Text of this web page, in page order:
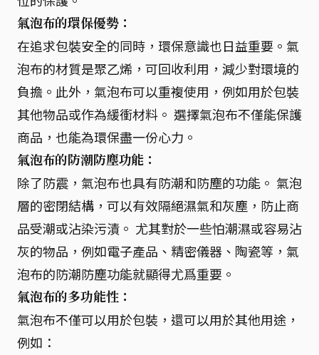
氣泡布的環保優勢：
在追求包裝安全的同時，環保意識也日益重要。氣
泡布的材質是聚乙烯，可回收利用，減少對環境的
負擔。此外，氣泡布可以重複使用，例如用於包裝
其他物品或作為緩衝材料。 選擇氣泡布不僅能保護
商品，也能為環保盡一份心力。
氣泡布的防潮防塵功能：
除了防震，氣泡布也具有防潮和防塵的功能。 氣泡
層的密閉結構，可以有效隔絕濕氣和灰塵，防止商
品受潮或沾染污漬。 尤其對於一些怕潮濕或容易沾
灰的物品，例如電子產品、精密儀器、陶瓷等，氣
泡布的防潮防塵功能就顯得尤爲重要。
氣泡布的多功能性：
氣泡布不僅可以用於包裝，還可以用於其他用途，
例如：